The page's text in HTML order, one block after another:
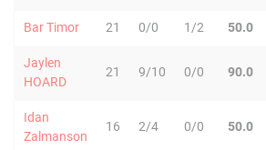
Bar Timor 21 0/0 1/2 50.0
Jaylen
HOARD
21 9/10 0/0 90.0
Idan
Zalmanson
16 2/4 0/0 50.0